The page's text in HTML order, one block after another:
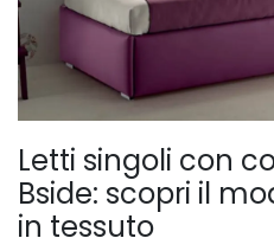
Letti singoli con
Bside: scopri il
in tessuto